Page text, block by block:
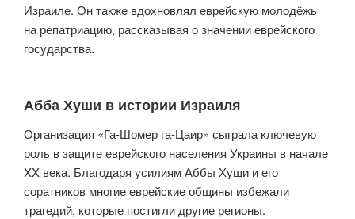
Израиле. Он также вдохновлял еврейскую молодёжь
на репатриацию, рассказывая о значении еврейского
государства.
Абба Хуши в истории Израиля
Организация «Га-Шомер га-Цаир» сыграла ключевую
роль в защите еврейского населения Украины в начале
XX века. Благодаря усилиям Аббы Хуши и его
соратников многие еврейские общины избежали
трагедий, которые постигли другие регионы.